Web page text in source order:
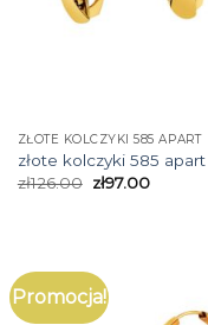
ZŁOTE KOLCZYKI 585 APART
złote kolczyki 585 apart
zł126.00 zł97.00
Promocja!